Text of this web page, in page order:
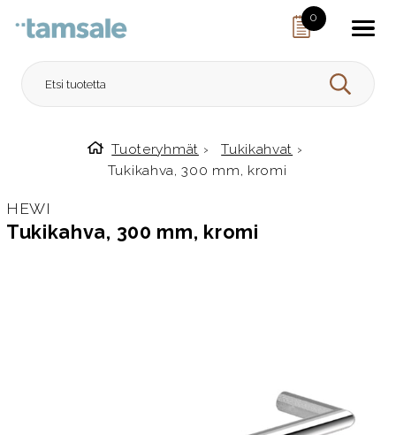
0
HAE
Etusivulle
Tuoteryhmät › Tukikahvat ›
Tukikahva, 300 mm, kromi
HEWI
Tukikahva, 300 mm, kromi